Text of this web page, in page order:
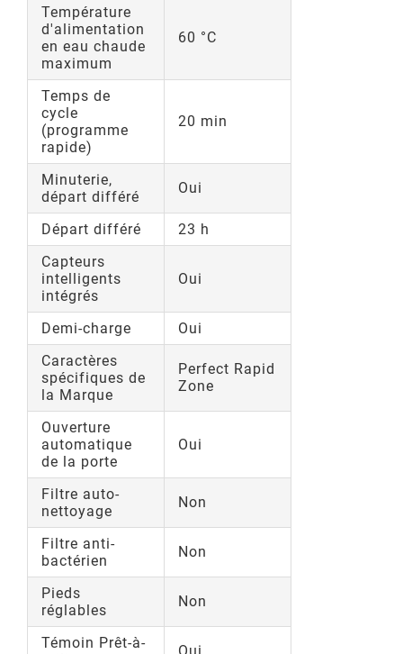
Température
d'alimentation
en eau chaude
maximum
60 °C
Temps de
cycle
(programme
rapide)
20 min
Minuterie,
départ différé
Oui
Départ différé
23 h
Capteurs
intelligents
intégrés
Oui
Demi-charge
Oui
Caractères
spécifiques de
la Marque
Perfect Rapid
Zone
Ouverture
automatique
de la porte
Oui
Filtre auto-
nettoyage
Non
Filtre anti-
bactérien
Non
Pieds
réglables
Non
Témoin Prêt-à-